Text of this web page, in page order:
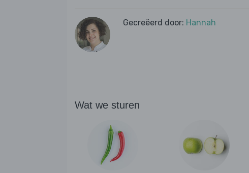
Gecreëerd door: Hannah
Wat we sturen